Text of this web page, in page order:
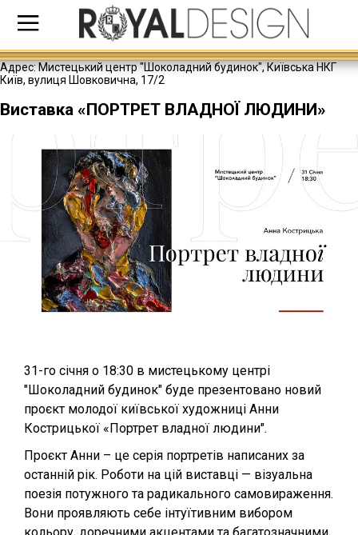
Адрес:Мистецький центр "Шоколадний будинок", Київська НКГ
Київ, вулиця Шовковична, 17/2
Виставка «ПОРТРЕТ ВЛАДНОЇ ЛЮДИНИ»
31-го січня о 18:30 в мистецькому центрі
"Шоколадний будинок" буде презентовано новий
проєкт молодої київської художниці Анни
Кострицької «Портрет владної людини".
Проєкт Анни – це серія портретів написаних за
останній рік. Роботи на цій виставці — візуальна
поезія потужного та радикального самовираження.
Вони проявляють себе інтуїтивним вибором